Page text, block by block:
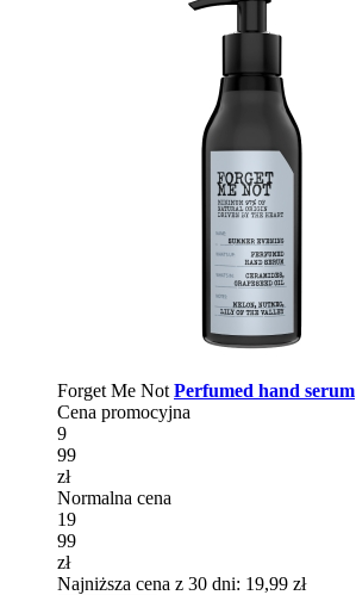
Forget Me Not Perfumed hand serum
Cena promocyjna
9
99
zł
Normalna cena
19
99
zł
Najniższa cena z 30 dni: 19,99 zł